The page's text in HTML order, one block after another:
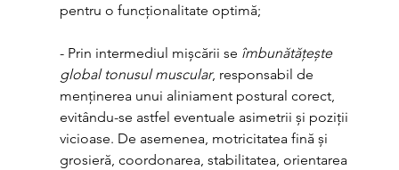
pentru o funcționalitate optimă;
- Prin intermediul mișcării se îmbunătățește
global tonusul muscular, responsabil de
menținerea unui aliniament postural corect,
evitându-se astfel eventuale asimetrii și poziții
vicioase. De asemenea, motricitatea fină și
grosieră, coordonarea, stabilitatea, orientarea